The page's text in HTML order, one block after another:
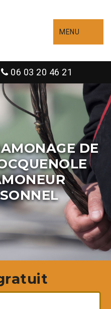
MENU
06 03 20 46 21
DE